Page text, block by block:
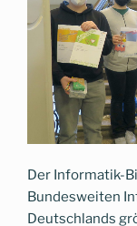
Der Informatik-
Bundesweiten
Deutschlands